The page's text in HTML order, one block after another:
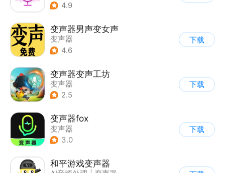
4.9
变声器男声变女声
变声器
4.6
下载
变声器变声工坊
变声器
2.5
下载
变声器fox
变声器
3.0
下载
和平游戏变声器